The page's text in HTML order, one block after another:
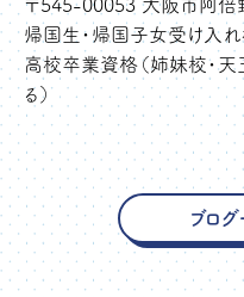
〒545-00053 大阪市阿
帰国生・帰国子女受け入
高校卒業資格（姉妹校・
る）
ブロ